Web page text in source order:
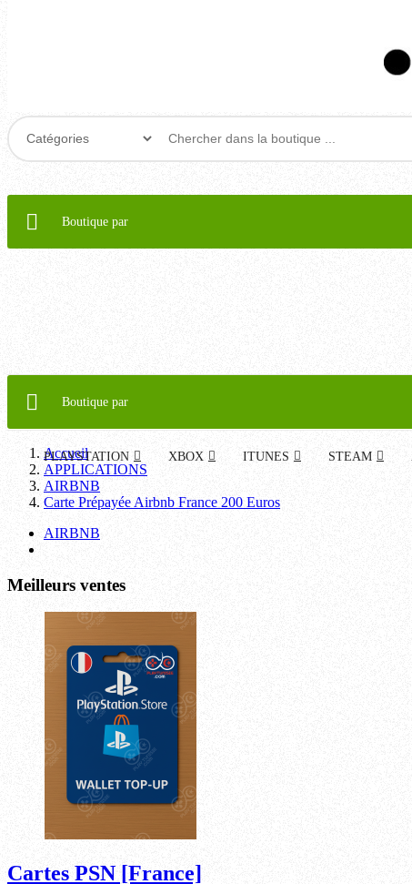
Boutique par
Boutique par
PLAYSTATION XBOX ITUNES STEAM
Accueil
APPLICATIONS
AIRBNB
Carte Prépayée Airbnb France 200 Euros
AIRBNB
Meilleurs ventes
Cartes PSN [France]